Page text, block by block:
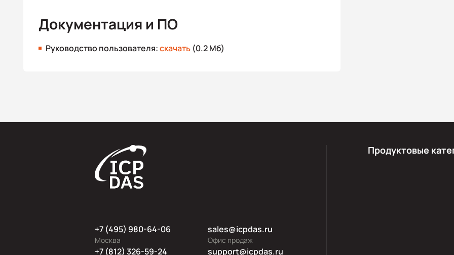
Документация и ПО
Руководство пользователя:скачать (0.2 Мб)
Москва
+7 (495) 980-64-06
Офис продаж
sales@icpdas.ru
+7 (812) 326-59-24
support@icpdas.ru
Продуктовые